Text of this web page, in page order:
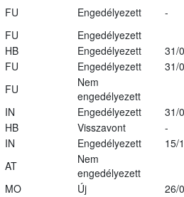
FU Engedélyezett
-
FU
Engedélyezett
HB Engedélyezett
31/
FU Engedélyezett
31/
FU
Nem
engedélyezett
IN Engedélyezett
31/
HB Visszavont
-
IN Engedélyezett
15/
AT
Nem
engedélyezett
MO Új
26/